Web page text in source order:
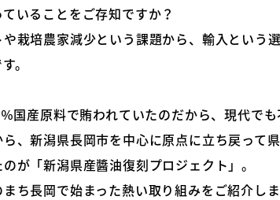
いることをご存知ですか？
栽培農家減少という課題から、輸入という
。
国産原料で賄われていたのだから、現代でも
、新潟県長岡市を中心に原点に立ち戻って
が「新潟県産醬油復刻プロジェクト」。
ち長岡で始まった熱い取り組みをご紹介しま